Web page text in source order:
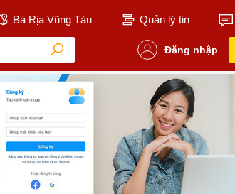
Bà Rịa Vũng Tàu Quản lý tin
Đăng nhập